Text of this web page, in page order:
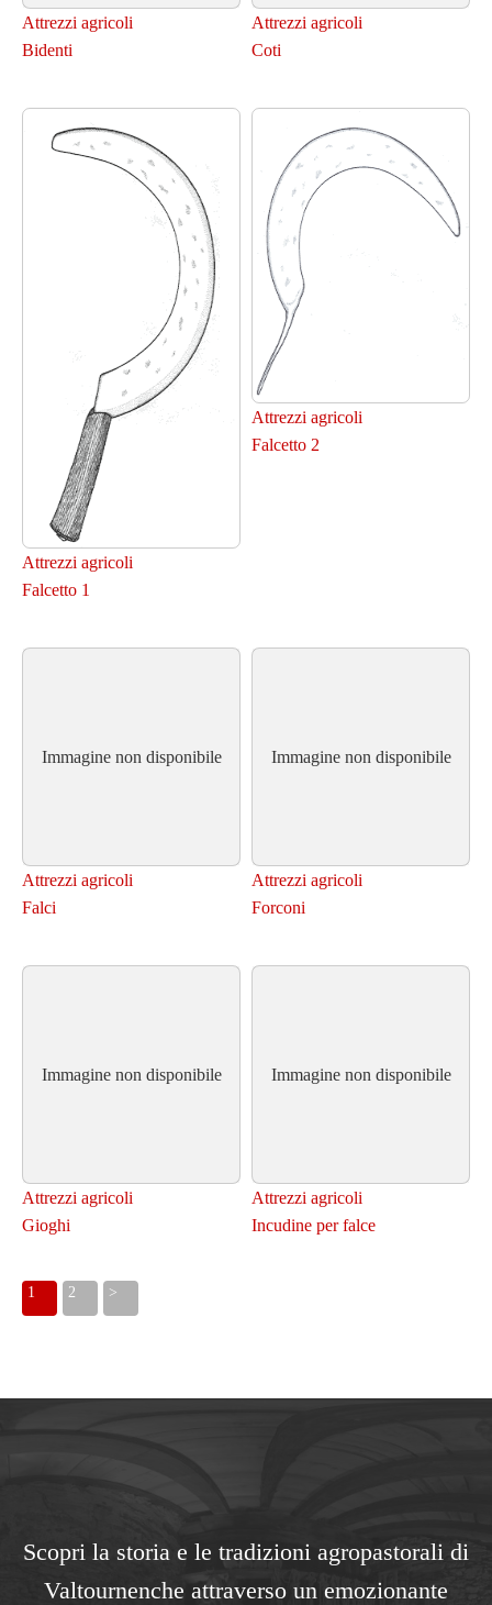
Attrezzi agricoli
Bidenti
Attrezzi agricoli
Coti
Attrezzi agricoli
Falcetto 1
Attrezzi agricoli
Falcetto 2
Immagine non disponibile
Attrezzi agricoli
Falci
Immagine non disponibile
Attrezzi agricoli
Forconi
Immagine non disponibile
Attrezzi agricoli
Gioghi
Immagine non disponibile
Attrezzi agricoli
Incudine per falce
1 2 >
Scopri la storia e le tradizioni agropastorali di
Valtournenche attraverso un emozionante